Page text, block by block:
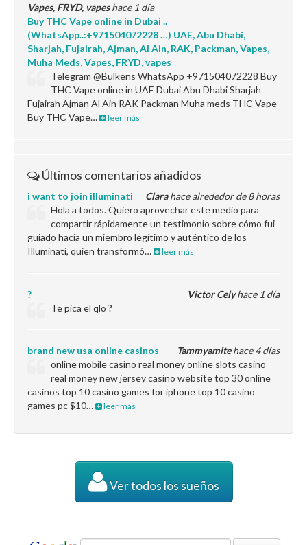
Vapes, FRYD, vapeshace 1 día
Buy THC Vape online in Dubai ..
(WhatsApp..:+971504072228 …) UAE, Abu Dhabi,
Sharjah, Fujairah, Ajman, Al Ain, RAK, Packman, Vapes,
Muha Meds, Vapes, FRYD, vapes
Telegram @Bulkens WhatsApp +971504072228 Buy
THC Vape online in UAE Dubai Abu Dhabi Sharjah
Fujairah Ajman Al Ain RAK Packman Muha meds THC Vape
Buy THC Vape…
leer más
Últimos comentarios añadidos
Clarahace alrededor de 8 horas
i want to join illuminati
Hola a todos. Quiero aprovechar este medio para
compartir rápidamente un testimonio sobre cómo fui
guiado hacia un miembro legítimo y auténtico de los
Illuminati, quien transformó…
leer más
Victor Celyhace 1 día
?
Te pica el qlo ?
Tammyamitehace 4 días
brand new usa online casinos
online mobile casino real money online slots casino
real money new jersey casino website top 30 online
casinos top 10 casino games for iphone top 10 casino
games pc $10…
leer más
Ver todos los sueños